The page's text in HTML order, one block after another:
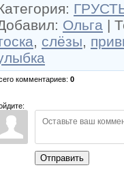
:
: Ольга |
, слёзы,
комментариев: 0
Отправить